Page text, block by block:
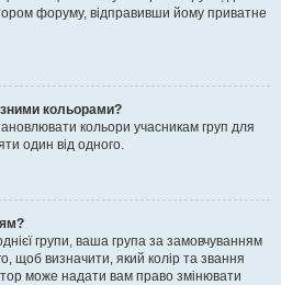
форуму, відправивши йому приватне
кольорами?
кольори учасникам груп для
один від одного.
групи, ваша група за замовчуванням
щоб визначити, який колір та звання
може надати вам право змінювати